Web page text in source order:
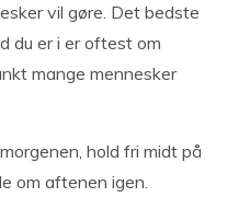
vil gøre. Det bedste
du er i er oftest om
mange mennesker
hold fri midt på
om aftenen igen.